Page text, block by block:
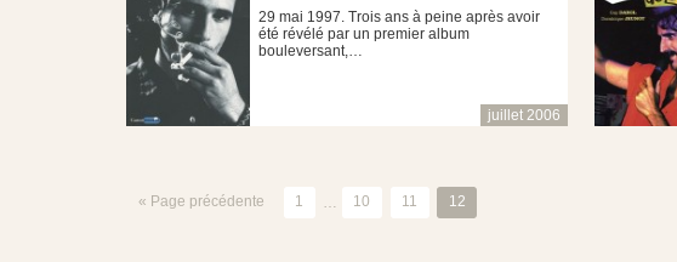
29 mai 1997. Trois ans à peine après avoir
été révélé par un premier album
bouleversant,…
juillet 2006
« Page précédente 1 10 11 12